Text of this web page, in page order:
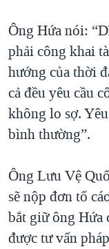
Ông Hứa nói:
phải công khai
hướng của thời
cả đều yêu cầu
không lo sợ.
bình thường”.
Ông Lưu Vệ
sẽ nộp đơn tố
bắt giữ ông Hứa
được tư vấn